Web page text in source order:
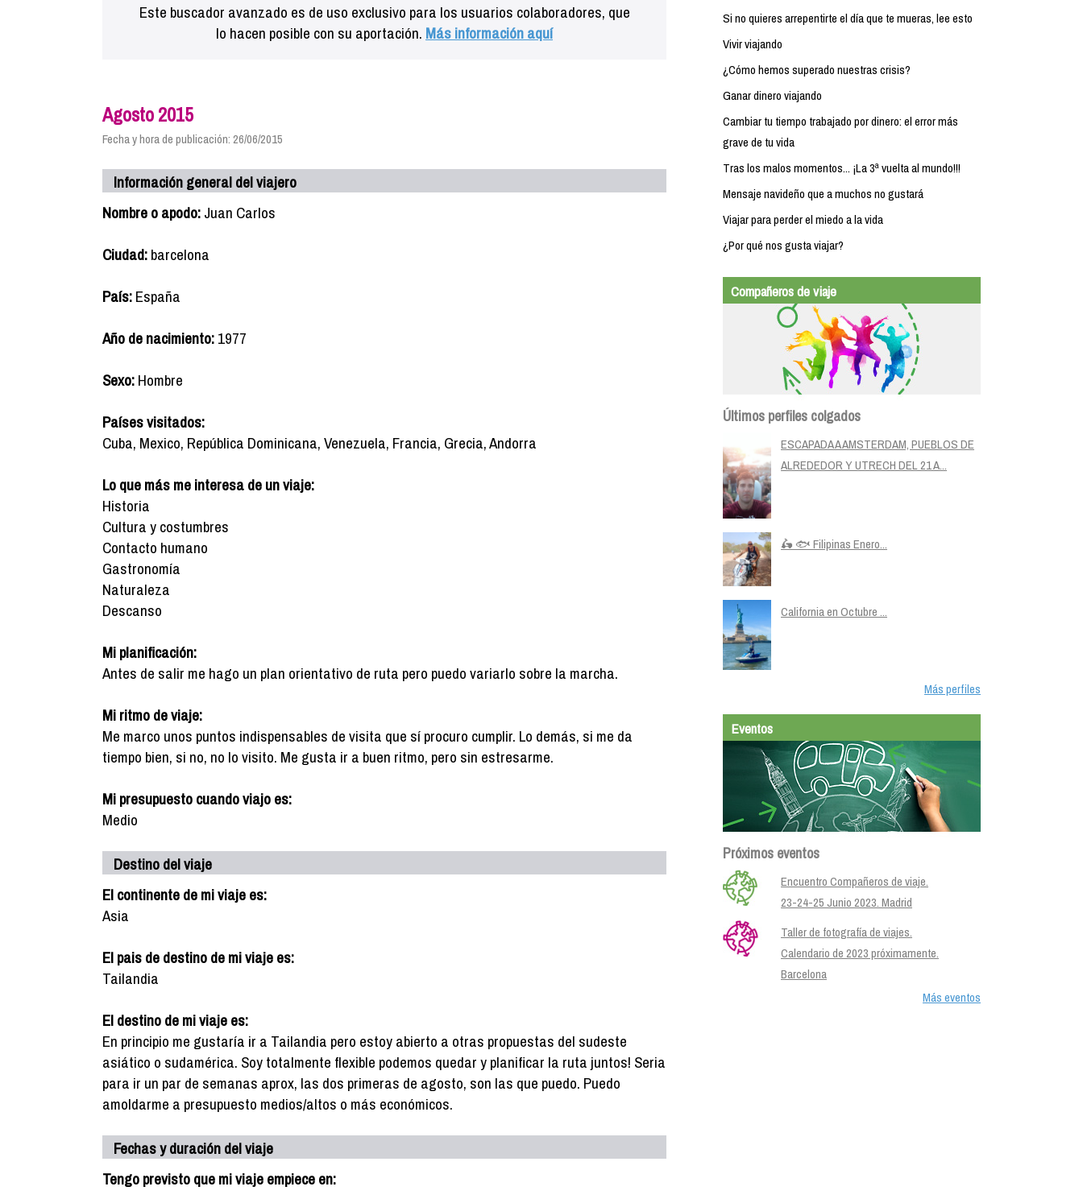
Este buscador avanzado es de uso exclusivo para los usuarios colaboradores, que
lo hacen posible con su aportación. Más información aquí
Agosto 2015
Fecha y hora de publicación: 26/06/2015
Información general del viajero
Nombre o apodo:Juan Carlos
Ciudad:barcelona
País:España
Año de nacimiento:1977
Sexo:Hombre
Países visitados:
Cuba, Mexico, República Dominicana, Venezuela, Francia, Grecia, Andorra
Lo que más me interesa de un viaje:
Historia
Cultura y costumbres
Contacto humano
Gastronomía
Naturaleza
Descanso
Mi planificación:
Antes de salir me hago un plan orientativo de ruta pero puedo variarlo sobre la marcha.
Mi ritmo de viaje:
Me marco unos puntos indispensables de visita que sí procuro cumplir. Lo demás, si me da
tiempo bien, si no, no lo visito. Me gusta ir a buen ritmo, pero sin estresarme.
Mi presupuesto cuando viajo es:
Medio
Destino del viaje
El continente de mi viaje es:
Asia
El pais de destino de mi viaje es:
Tailandia
El destino de mi viaje es:
En principio me gustaría ir a Tailandia pero estoy abierto a otras propuestas del sudeste
asiático o sudamérica. Soy totalmente flexible podemos quedar y planificar la ruta juntos! Seria
para ir un par de semanas aprox, las dos primeras de agosto, son las que puedo. Puedo
amoldarme a presupuesto medios/altos o más económicos.
Fechas y duración del viaje
Tengo previsto que mi viaje empiece en:
Si no quieres arrepentirte el día que te mueras, lee esto
Vivir viajando
¿Cómo hemos superado nuestras crisis?
Ganar dinero viajando
Cambiar tu tiempo trabajado por dinero: el error más
grave de tu vida
Tras los malos momentos... ¡La 3ª vuelta al mundo!!!
Mensaje navideño que a muchos no gustará
Viajar para perder el miedo a la vida
¿Por qué nos gusta viajar?
Compañeros de viaje
Últimos perfiles colgados
ESCAPADA A AMSTERDAM, PUEBLOS DE
ALREDEDOR Y UTRECH DEL 21 A...
🛵 🐟 Filipinas Enero...
California en Octubre ...
Más perfiles
Eventos
Próximos eventos
Encuentro Compañeros de viaje.
23-24-25 Junio 2023. Madrid
Taller de fotografía de viajes.
Calendario de 2023 próximamente.
Barcelona
Más eventos